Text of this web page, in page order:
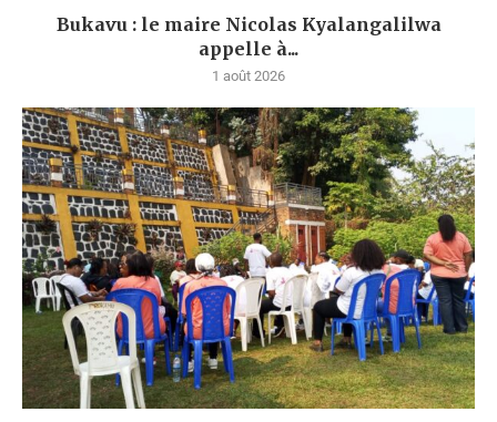
Bukavu : le maire Nicolas Kyalangalilwa
appelle à...
1 août 2026